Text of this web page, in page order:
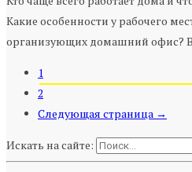
Какие особенности у рабочего
организующих домашний офис?
1
2
Следующая страница →
Искать на сайте: